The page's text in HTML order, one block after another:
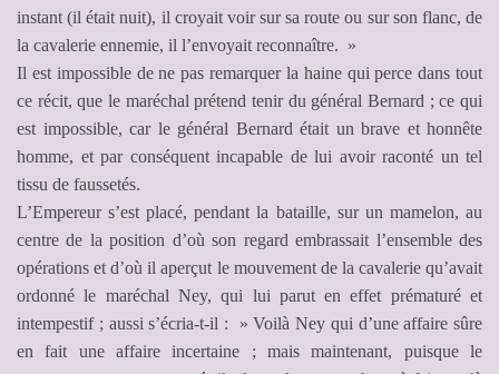
instant (il était nuit), il croyait voir sur sa route ou sur son flanc, de
la cavalerie ennemie, il l’envoyait reconnaître. »
Il est impossible de ne pas remarquer la haine qui perce dans tout
ce récit, que le maréchal prétend tenir du général Bernard ; ce qui
est impossible, car le général Bernard était un brave et honnête
homme, et par conséquent incapable de lui avoir raconté un tel
tissu de faussetés.
L’Empereur s’est placé, pendant la bataille, sur un mamelon, au
centre de la position d’où son regard embrassait l’ensemble des
opérations et d’où il aperçut le mouvement de la cavalerie qu’avait
ordonné le maréchal Ney, qui lui parut en effet prématuré et
intempestif ; aussi s’écria-t-il : » Voilà Ney qui d’une affaire sûre
en fait une affaire incertaine ; mais maintenant, puisque le